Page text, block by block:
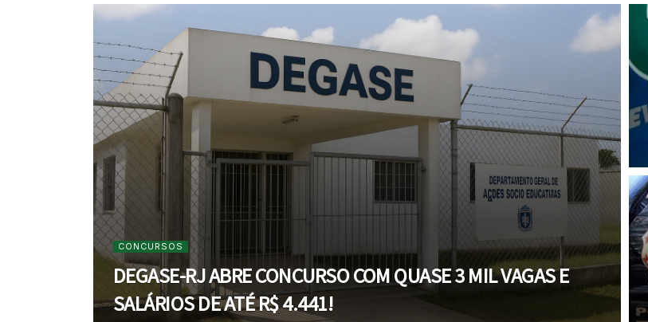
CONCURSOS
DEGASE-RJ ABRE CONCURSO COM QUASE 3 MIL VAGAS E
SALÁRIOS DE ATÉ R$ 4.441!